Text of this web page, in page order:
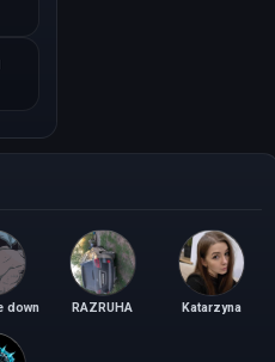
down RAZRUHA Katarzyna